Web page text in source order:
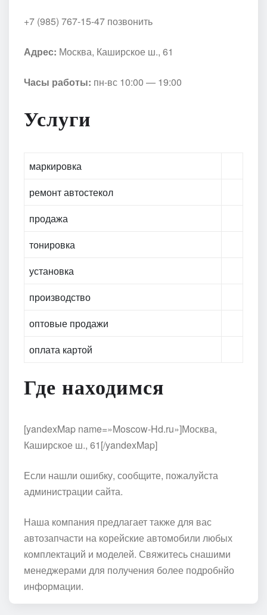
+7 (985) 767-15-47 позвонить
Адрес: Москва, Каширское ш., 61
Часы работы: пн-вс 10:00 — 19:00
Услуги
маркировка
ремонт автостекол
продажа
тонировка
установка
производство
оптовые продажи
оплата картой
Где находимся
[yandexMap name=»Moscow-Hd.ru»]Москва,
Каширское ш., 61[/yandexMap]
Если нашли ошибку, сообщите, пожалуйста
администрации сайта.
Наша компания предлагает также для вас
автозапчасти на корейские автомобили любых
комплектаций и моделей. Свяжитесь снашими
менеджерами для получения более подробнйо
информации.